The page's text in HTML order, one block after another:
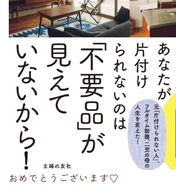
おめでとうございます♡